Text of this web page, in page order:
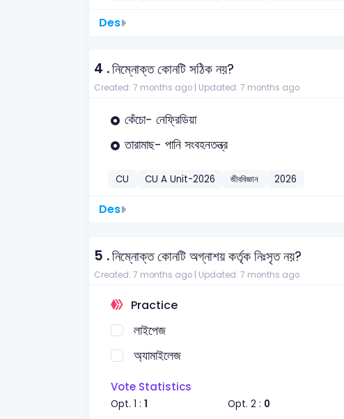
Des
4 .নিম্নোক্ত কোনটি সঠিক নয়?
Created: 7 months ago | Updated: 7 months ago
কেঁচো- নেফ্রিডিয়া
তারামাছ- পানি সংবহনতন্ত্র
CU CU A Unit-2026 জীববিজ্ঞান 2026
Des
5 .নিম্নোক্ত কোনটি অগ্নাশয় কর্তৃক নিঃসৃত নয়?
Created: 7 months ago | Updated: 7 months ago
Practice
লাইপেজ
অ্যামাইলেজ
Vote Statistics
Opt. 1 : 1 Opt. 2 : 0